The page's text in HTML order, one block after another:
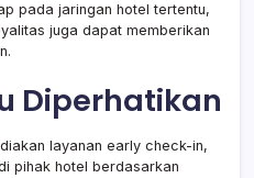
pada jaringan hotel tertentu,
juga dapat memberikan
Diperhatikan
layanan early check-in,
pihak hotel berdasarkan